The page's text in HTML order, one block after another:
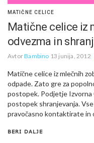
MATIČNE CELICE
Matične celice iz
odvezma in
AvtorBambino 13 junija, 2012
Matične celice iz mlečnih
odpade. Zato gre za
postopek. Podjetje Izvorna
postopek shranjevanja.
pravočasno kontaktirate in
BERI DALJE